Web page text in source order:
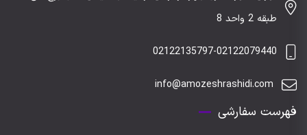
طبقه 2 واحد 8
02122135797-02122079440
info@amozeshrashidi.com
فهرست سفارشی